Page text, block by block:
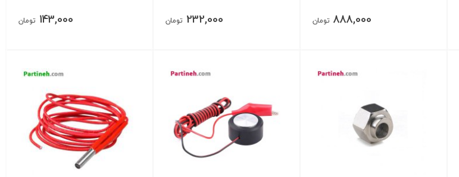
888,000 تومان 232,000 تومان 143,000 تومان